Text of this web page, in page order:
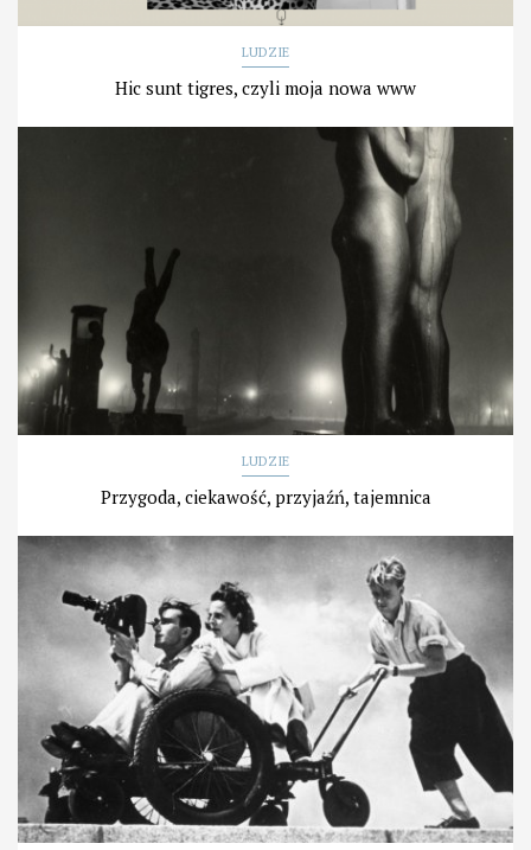
LUDZIE
Hic sunt tigres, czyli moja nowa www
LUDZIE
Przygoda, ciekawość, przyjaźń, tajemnica